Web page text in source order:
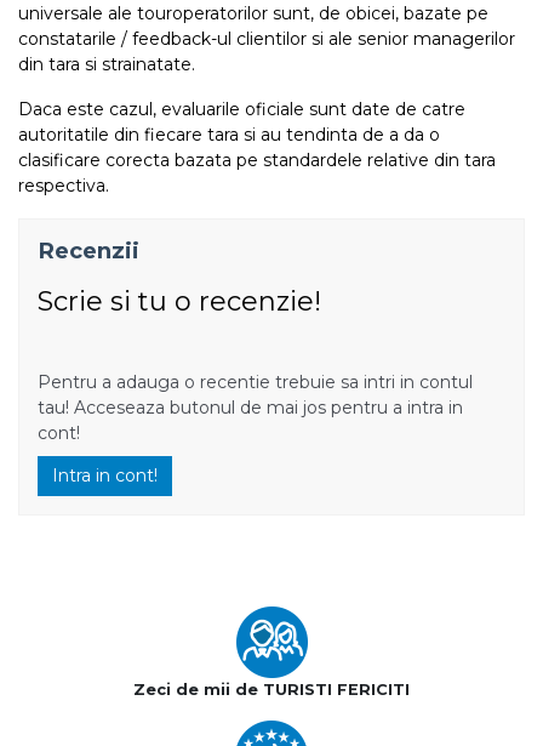
universale ale touroperatorilor sunt, de obicei, bazate pe
constatarile / feedback-ul clientilor si ale senior managerilor
din tara si strainatate.
Daca este cazul, evaluarile oficiale sunt date de catre
autoritatile din fiecare tara si au tendinta de a da o
clasificare corecta bazata pe standardele relative din tara
respectiva.
Recenzii
Scrie si tu o recenzie!
Pentru a adauga o recentie trebuie sa intri in contul
tau! Acceseaza butonul de mai jos pentru a intra in
cont!
Intra in cont!
Zeci de mii de TURISTI FERICITI